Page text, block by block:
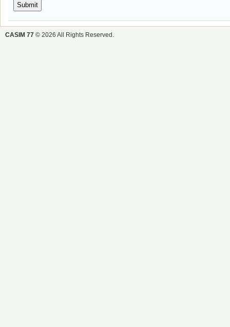
CASIM 77 © 2026 All Rights Reserved.